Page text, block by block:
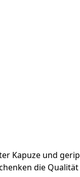
Kapuze und
die